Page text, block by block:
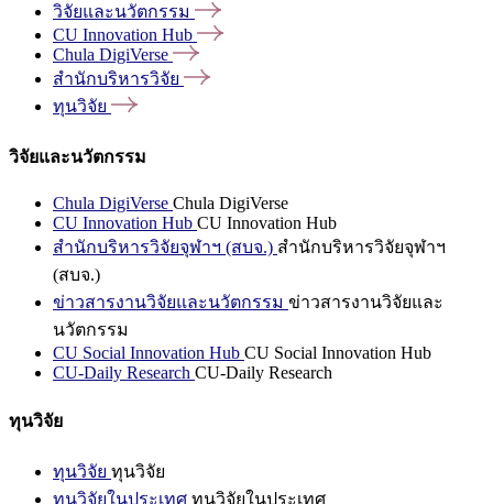
วิจัยและนวัตกรรม
CU Innovation Hub
Chula DigiVerse
สำนักบริหารวิจัย
ทุนวิจัย
วิจัยและนวัตกรรม
Chula DigiVerse Chula DigiVerse
CU Innovation Hub CU Innovation Hub
สำนักบริหารวิจัยจุฬาฯ (สบจ.) สำนักบริหารวิจัยจุฬาฯ
(สบจ.)
ข่าวสารงานวิจัยและนวัตกรรม ข่าวสารงานวิจัยและ
นวัตกรรม
CU Social Innovation Hub CU Social Innovation Hub
CU-Daily Research CU-Daily Research
ทุนวิจัย
ทุนวิจัย ทุนวิจัย
ทุนวิจัยในประเทศ ทุนวิจัยในประเทศ